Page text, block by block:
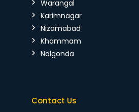
Warangal
Karimnagar
Nizamabad
Khammam
Nalgonda
Contact Us